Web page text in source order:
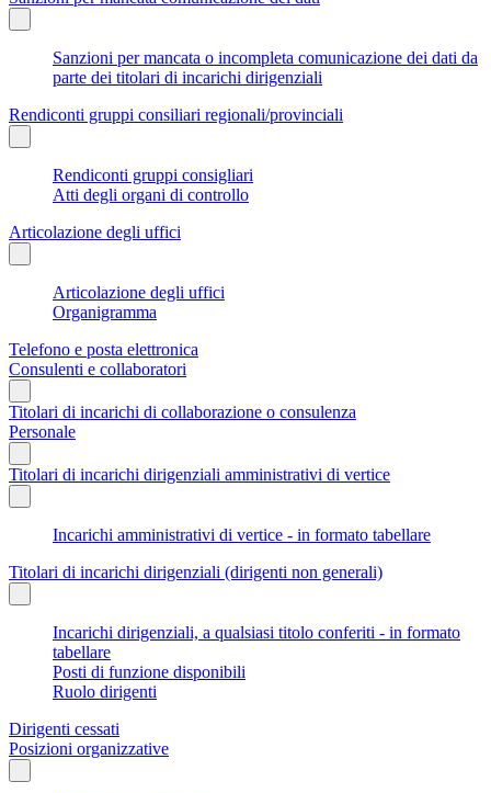
Sanzioni per mancata o incompleta comunicazione dei dati da
parte dei titolari di incarichi dirigenziali
Rendiconti gruppi consiliari regionali/provinciali
Rendiconti gruppi consigliari
Atti degli organi di controllo
Articolazione degli uffici
Articolazione degli uffici
Organigramma
Telefono e posta elettronica
Consulenti e collaboratori
Titolari di incarichi di collaborazione o consulenza
Personale
Titolari di incarichi dirigenziali amministrativi di vertice
Incarichi amministrativi di vertice - in formato tabellare
Titolari di incarichi dirigenziali (dirigenti non generali)
Incarichi dirigenziali, a qualsiasi titolo conferiti - in formato
tabellare
Posti di funzione disponibili
Ruolo dirigenti
Dirigenti cessati
Posizioni organizzative